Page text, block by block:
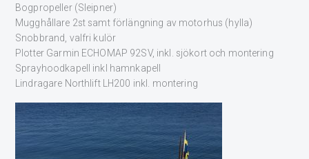
Bogpropeller (Sleipner)
Mugghållare 2st samt förlängning av motorhus (hylla)
Snobbrand, valfri kulör
Plotter Garmin ECHOMAP 92SV, inkl. sjökort och montering
Sprayhoodkapell inkl hamnkapell
Lindragare Northlift LH200 inkl. montering